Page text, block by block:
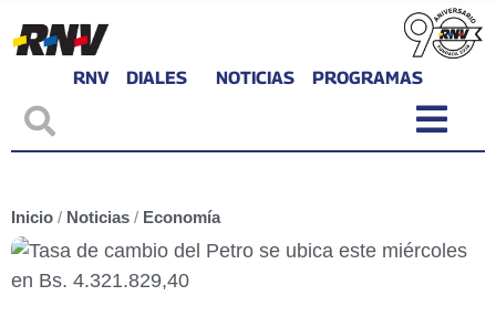
RNV DIALES NOTICIAS PROGRAMAS
Inicio / Noticias / Economía